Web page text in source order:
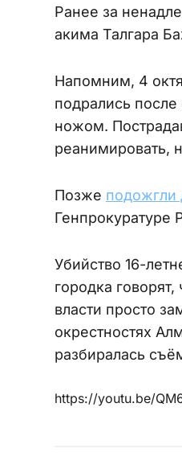
Ранее за
акима Талгара
Напомним, 4
подрались
ножом.
реанимировать,
Позже подожгли
Генпрокуратуре
Убийство 16-
городка
власти просто
окрестностях
разбиралась
https://youtu.be/